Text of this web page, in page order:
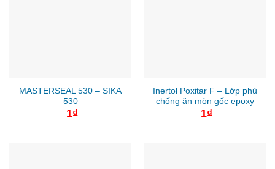
MASTERSEAL 530 – SIKA
530
1₫
Inertol Poxitar F – Lớp phủ
chống ăn mòn gốc epoxy
1₫